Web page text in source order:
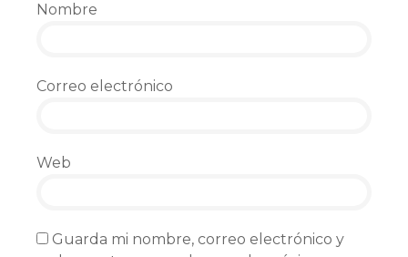
Nombre
Correo electrónico
Web
Guarda mi nombre, correo electrónico y